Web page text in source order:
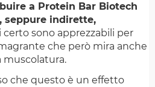
a Protein Bar Biotech
seppure indirette,
certo sono apprezzabili per
che però mira anche
che questo è un effetto